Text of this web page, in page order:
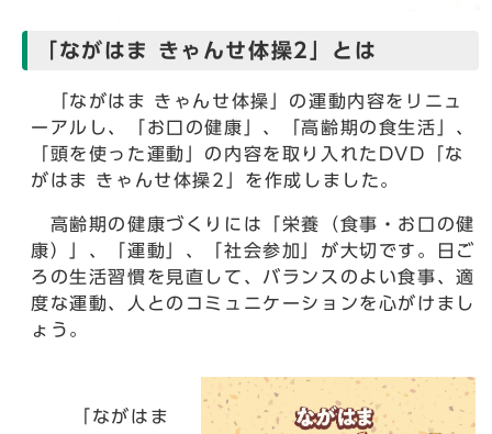
「ながはま きゃんせ体操2」とは
「ながはま きゃんせ体操」の運動内容をリニュ
ーアルし、「お口の健康」、「高齢期の食生活」、
「頭を使った運動」の内容を取り入れたDVD「な
がはま きゃんせ体操2」を作成しました。
高齢期の健康づくりには「栄養（食事・お口の健
康）」、「運動」、「社会参加」が大切です。日ご
ろの生活習慣を見直して、バランスのよい食事、適
度な運動、人とのコミュニケーションを心がけまし
ょう。
「ながはま